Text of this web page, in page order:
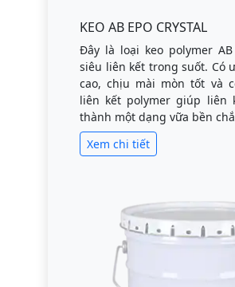
KEO AB EPO CRYSTAL
Đây là loại keo polymer
siêu liên kết trong suốt. Có
cao, chịu mài mòn tốt và
liên kết polymer giúp liên
thành một dạng vữa bền
Xem chi tiết